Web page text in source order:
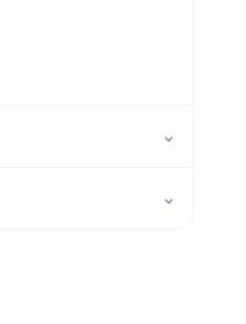
⌄
⌄